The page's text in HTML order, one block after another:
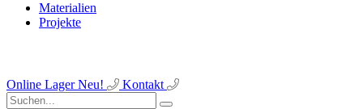
Materialien
Projekte
Online LagerNeu! Kontakt